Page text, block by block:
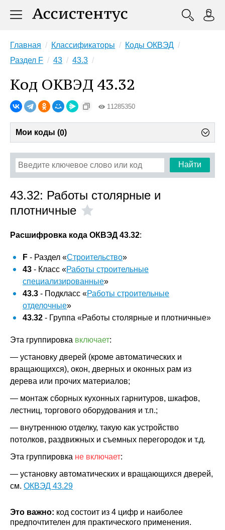
Главная Классификаторы
Коды ОКВЭД
Раздел F
43 43.3
Код ОКВЭД 43.32
11285350
Мои коды (0)
Найти
43.32: Работы столярные и
плотничные
Расшифровка кода ОКВЭД 43.32:
F - Раздел «Строительство»
43 - Класс «Работы строительные
специализированные»
43.3 - Подкласс «Работы строительные
отделочные»
43.32 - Группа «Работы столярные и плотничные»
Эта группировка включает:
— установку дверей (кроме автоматических и
вращающихся), окон, дверных и оконных рам из
дерева или прочих материалов;
— монтаж сборных кухонных гарнитуров, шкафов,
лестниц, торгового оборудования и т.п.;
— внутреннюю отделку, такую как устройство
потолков, раздвижных и съемных перегородок и т.д.
Эта группировка не включает:
— установку автоматических и вращающихся дверей,
см. ОКВЭД 43.29
Это важно: код состоит из 4 цифр и наиболее
предпочтителен для практического применения.